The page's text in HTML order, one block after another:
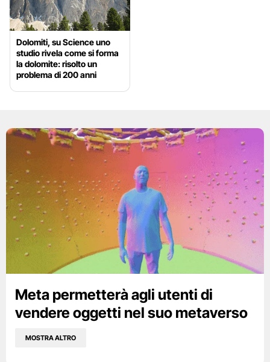
Dolomiti, su Science uno
studio rivela come si forma
la dolomite: risolto un
problema di 200 anni
Meta permetterà agli utenti di
vendere oggetti nel suo metaverso
MOSTRA ALTRO